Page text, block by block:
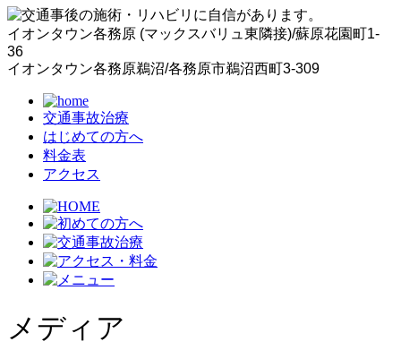
イオンタウン各務原 (マックスバリュ東隣接)/蘇原花園町1-
36
イオンタウン各務原鵜沼/各務原市鵜沼西町3-309
交通事故治療
はじめての方へ
料金表
アクセス
メディア